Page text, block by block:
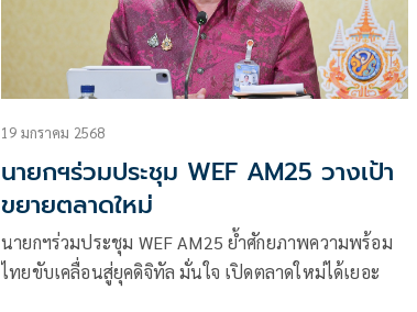
19 มกราคม 2568
นายกฯร่วมประชุม WEF AM25 วางเป้า
ขยายตลาดใหม่
นายกฯร่วมประชุม WEF AM25 ย้ำศักยภาพความพร้อม
ไทยขับเคลื่อนสู่ยุคดิจิทัล มั่นใจ เปิดตลาดใหม่ได้เยอะ